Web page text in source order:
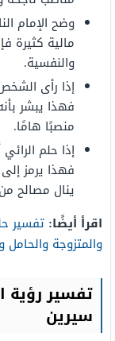
وضح الإمام
مالية كثيرة
والنفسية.
إذا رأى
فهذا يبشر
منصبًا هامًا.
إذا حلم
فهذا يرمز
ينال مصالح
اقرأ أيضًا: تفسير
والمتزوجة والحامل
تفسير رؤية
سيرين